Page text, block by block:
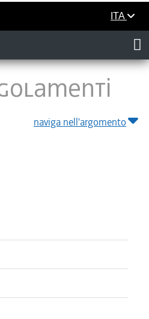
ITA
naviga nell'argomento